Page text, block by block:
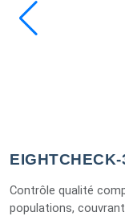
EIGHTCHECK-
Contrôle qualité
populations, couvrant